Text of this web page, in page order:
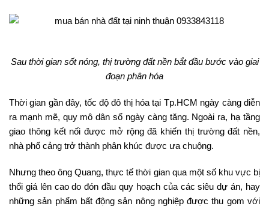
Sau thời gian sốt nóng, thị trường đất nền bắt đầu bước vào giai
đoạn phân hóa
Thời gian gần đây, tốc độ đô thị hóa tại Tp.HCM ngày càng diễn
ra mạnh mẽ, quy mô dân số ngày càng tăng. Ngoài ra, hạ tầng
giao thông kết nối được mở rộng đã khiến thị trường đất nền,
nhà phố cảng trở thành phân khúc được ưa chuộng.
Nhưng theo ông Quang, thực tế thời gian qua một số khu vực bị
thổi giá lên cao do đón đầu quy hoạch của các siêu dự án, hay
những sản phẩm bất động sản nông nghiệp được thu gom với